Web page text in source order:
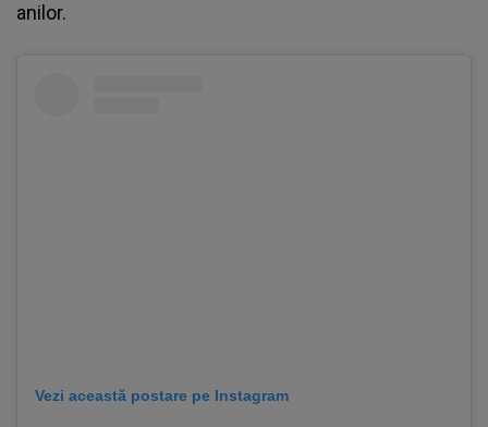
anilor.
Vezi această postare pe Instagram